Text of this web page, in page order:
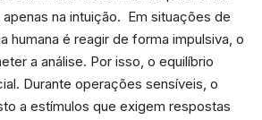
na intuição. Em situações de
humana é reagir de forma impulsiva, o
a análise. Por isso, o equilíbrio
Durante operações sensíveis, o
a estímulos que exigem respostas